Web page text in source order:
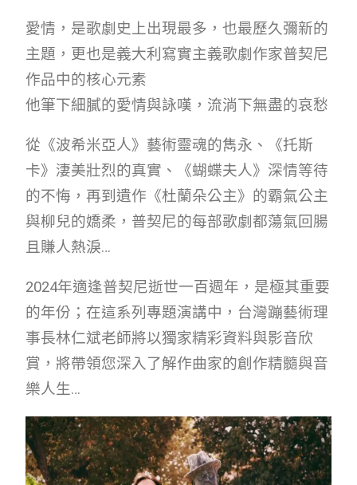
愛情，是歌劇史上出現最多，也最歷久彌新的
主題，更也是義大利寫實主義歌劇作家普契尼
作品中的核心元素
他筆下細膩的愛情與詠嘆，流淌下無盡的哀愁
從《波希米亞人》藝術靈魂的雋永、《托斯
卡》淒美壯烈的真實、《蝴蝶夫人》深情等待
的不悔，再到遺作《杜蘭朵公主》的霸氣公主
與柳兒的嬌柔，普契尼的每部歌劇都蕩氣回腸
且賺人熱淚…
2024年適逢普契尼逝世一百週年，是極其重要
的年份；在這系列專題演講中，台灣蹦藝術理
事長林仁斌老師將以獨家精彩資料與影音欣
賞，將帶領您深入了解作曲家的創作精髓與音
樂人生…